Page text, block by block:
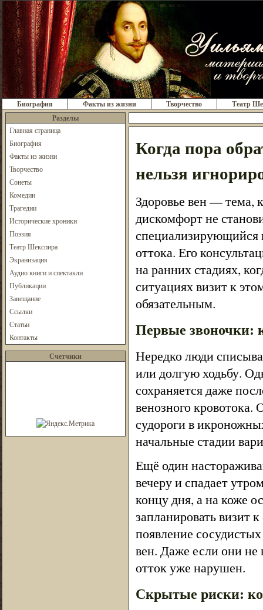
Биография Факты из жизни Творчество
Театр
Разделы
Главная страница
Биография
Факты из жизни
Творчество
Сонеты
Комедии
Трагедии
Исторические хроники
Поэзия
Театр Шекспира
Экранизация
Аудио книги и спектакли
Публикации
Завещание
Ссылки
Статьи
Контакты
Счетчики
Когда пора
нельзя
Здоровье вен — тема,
дискомфорт не
специализирующийся
оттока. Его
на ранних стадиях,
ситуациях визит к
обязательным.
Первые звоночки:
Нередко люди
или долгую ходьбу.
сохраняется даже
венозного
судороги в
начальные стадии
Ещё один
вечеру и спадает
концу дня, а на коже
запланировать визит
появление
вен. Даже если они не
отток уже нарушен.
Скрытые риски: